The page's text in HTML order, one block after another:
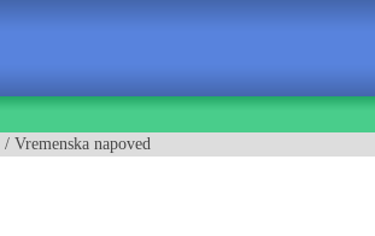
/ Vremenska napoved